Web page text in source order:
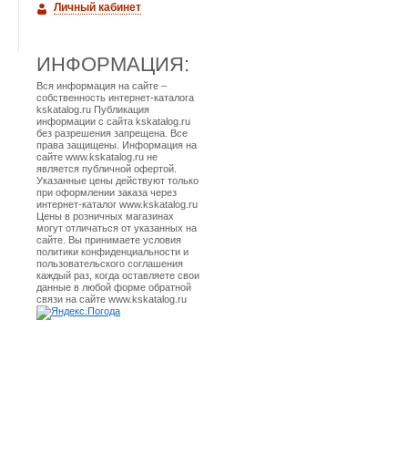
Личный кабинет
ИНФОРМАЦИЯ:
Вся информация на сайте –
собственность интернет-каталога
kskatalog.ru Публикация
информации с сайта kskatalog.ru
без разрешения запрещена. Все
права защищены. Информация на
сайте www.kskatalog.ru не
является публичной офертой.
Указанные цены действуют только
при оформлении заказа через
интернет-каталог www.kskatalog.ru
Цены в розничных магазинах
могут отличаться от указанных на
сайте. Вы принимаете условия
политики конфиденциальности и
пользовательского соглашения
каждый раз, когда оставляете свои
данные в любой форме обратной
связи на сайте www.kskatalog.ru